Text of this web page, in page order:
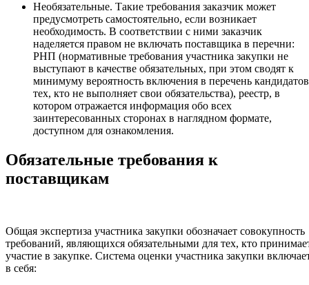
Необязательные. Такие требования заказчик может
предусмотреть самостоятельно, если возникает
необходимость. В соответствии с ними заказчик
наделяется правом не включать поставщика в перечни:
РНП (нормативные требования участника закупки не
выступают в качестве обязательных, при этом сводят к
минимуму вероятность включения в перечень
тех, кто не выполняет свои обязательства), реестр, в
котором отражается информация обо всех
заинтересованных сторонах в наглядном формате,
доступном для ознакомления.
Обязательные требования к
поставщикам
Общая экспертиза участника закупки обозначает совокупность
требований, являющихся обязательными для тех, кто
участие в закупке. Система оценки участника закупки
в себя: